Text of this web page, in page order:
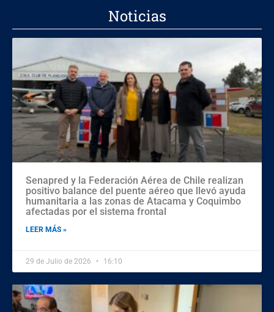
Noticias
Senapred y la Federación Aérea de Chile realizan
positivo balance del puente aéreo que llevó ayuda
humanitaria a las zonas de Atacama y Coquimbo
afectadas por el sistema frontal
LEER MÁS »
29 de Julio de 2026 16:10